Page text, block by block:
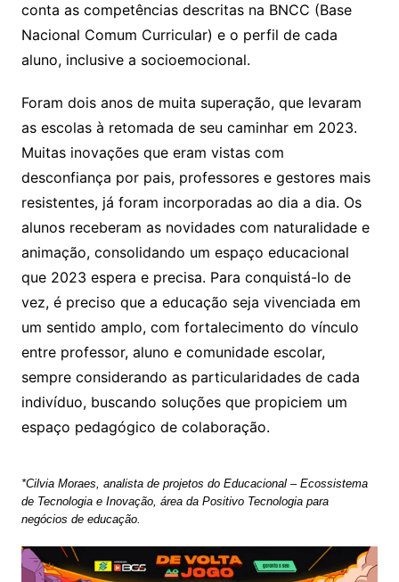
conta as competências descritas na BNCC (Base
Nacional Comum Curricular) e o perfil de cada
aluno, inclusive a socioemocional.
Foram dois anos de muita superação, que levaram
as escolas à retomada de seu caminhar em 2023.
Muitas inovações que eram vistas com
desconfiança por pais, professores e gestores mais
resistentes, já foram incorporadas ao dia a dia. Os
alunos receberam as novidades com naturalidade e
animação, consolidando um espaço educacional
que 2023 espera e precisa. Para conquistá-lo de
vez, é preciso que a educação seja vivenciada em
um sentido amplo, com fortalecimento do vínculo
entre professor, aluno e comunidade escolar,
sempre considerando as particularidades de cada
indivíduo, buscando soluções que propiciem um
espaço pedagógico de colaboração.
*Cilvia Moraes, analista de projetos do Educacional – Ecossistema
de Tecnologia e Inovação, área da Positivo Tecnologia para
negócios de educação.